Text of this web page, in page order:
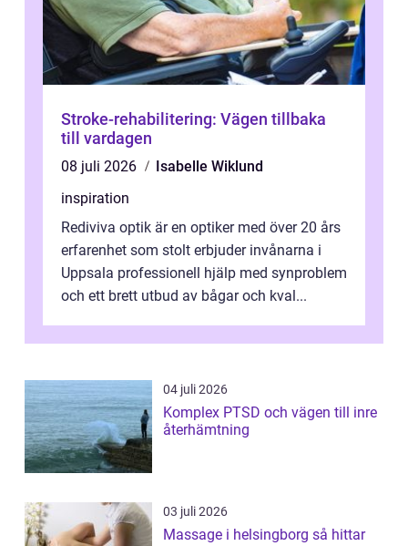
Stroke-rehabilitering: Vägen tillbaka
till vardagen
08 juli 2026
Isabelle Wiklund
inspiration
Rediviva optik är en optiker med över 20 års
erfarenhet som stolt erbjuder invånarna i
Uppsala professionell hjälp med synproblem
och ett brett utbud av bågar och kval...
04 juli 2026
Komplex PTSD och vägen till inre
återhämtning
03 juli 2026
Massage i helsingborg så hittar